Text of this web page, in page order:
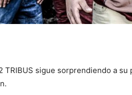
TRIBUS sigue sorprendiendo a